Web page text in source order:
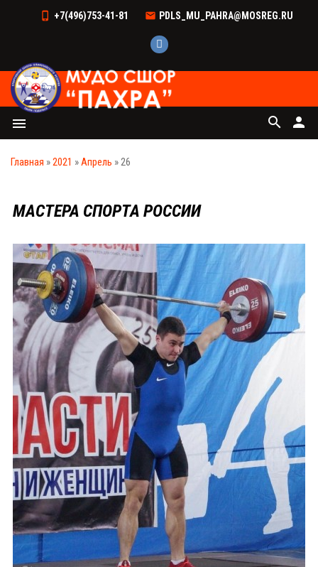
+7(496)753-41-81 PDLS_MU_PAHRA@MOSREG.RU
menu person
search
Главная »2021 »Апрель »26
МАСТЕРА СПОРТА РОССИИ